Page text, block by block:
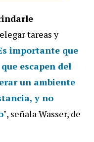
tareas y
importante que
escapen del
un ambiente
y no
", señala Wasser, de